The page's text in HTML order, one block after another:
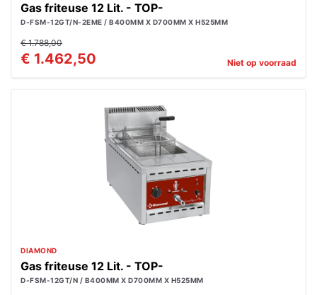
Gas friteuse 12 Lit. - TOP-
D-FSM-12GT/N-2EME / B400MM X D700MM X H525MM
€ 1.788,00
€ 1.462,50 Niet op voorraad
DIAMOND
Gas friteuse 12 Lit. - TOP-
D-FSM-12GT/N / B400MM X D700MM X H525MM